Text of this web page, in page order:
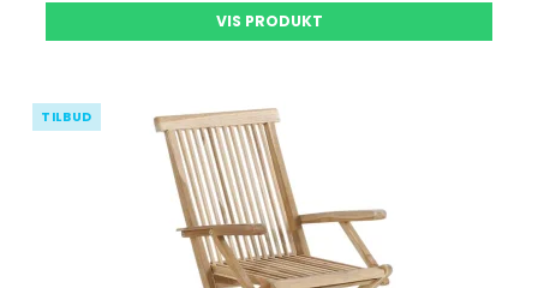
VIS PRODUKT
TILBUD